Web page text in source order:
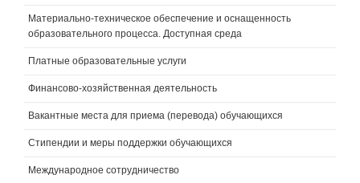
Материально-техническое обеспечение и оснащенность
образовательного процесса. Доступная среда
Платные образовательные услуги
Финансово-хозяйственная деятельность
Вакантные места для приема (перевода) обучающихся
Стипендии и меры поддержки обучающихся
Международное сотрудничество